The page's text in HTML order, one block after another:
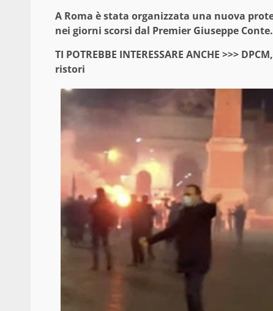
A Roma è stata organizzata una nuova
nei giorni scorsi dal Premier Giuseppe Conte.
TI POTREBBE INTERESSARE ANCHE >>>
ristori